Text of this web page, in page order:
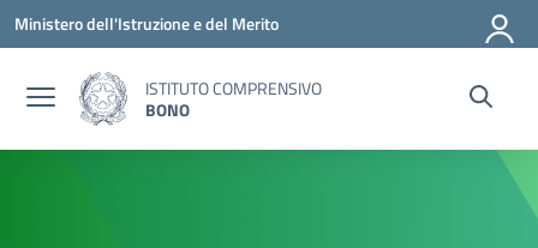
Vai ai contenuti
Vai al menu di navigazione
Vai al footer
Ministero dell'Istruzione e del Merito
ISTITUTO COMPRENSIVO
BONO